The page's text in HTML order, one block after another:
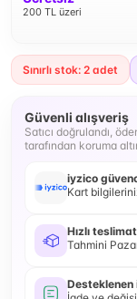
200 TL üzeri
Sınırlı stok: 2 adet
Güvenli alışveriş
Satıcı doğrulandı,
tarafından koruma
iyzico
Kart
Hızlı teslimat
Tahmini
Desteklenen